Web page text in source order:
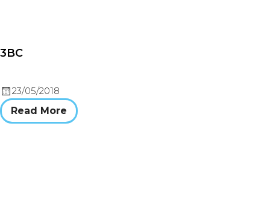
3BC
23/05/2018
Read More